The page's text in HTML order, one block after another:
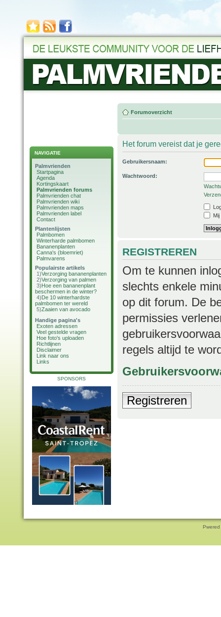
NAVIGATIE
Palmvrienden
Startpagina
Agenda
Kortingskaart
Palmvrienden forums
Palmvrienden chat
Palmvrienden wiki
Palmvrienden maps
Palmvrienden label
Contact
Plantenlijsten
Palmbomen
Winterharde palmbomen
Bananenplanten
Canna's (bloemriet)
Palmvarens
Populairste artikels
1)Verzorging bananenplanten
2)Verzorging van palmen
3)Hoe een bananenplant
beschermen in de winter?
4)De 10 winterhardste
palmbomen ter wereld
5)Zaaien van avocado
Handige pagina's
Exoten adressen
Veel gestelde vragen
Hoe foto's uploaden
Richtlijnen
Disclaimer
Link naar ons
Links
SPONSORS
Forumoverzicht
Het forum vereist dat je
Gebruikersnaam:
Wachtwoord:
REGISTREREN
Om te kunnen
slechts enkele
op dit forum. De
permissies
regels altijd te
Registreren